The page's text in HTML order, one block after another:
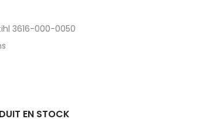
3616-000-0050
EN STOCK